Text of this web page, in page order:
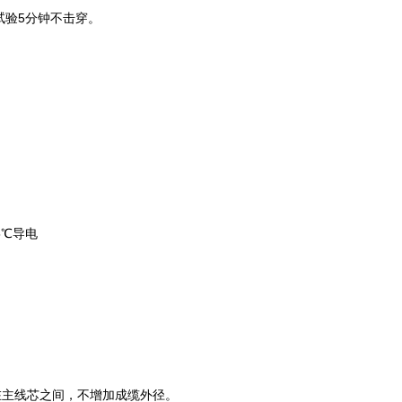
5分钟不击穿。
导电
线芯之间，不增加成缆外径。